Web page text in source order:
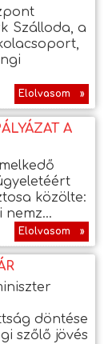
Szálloda, a
Elolvasom »
A
közölte:
Elolvasom »
döntése
szőlő jövés